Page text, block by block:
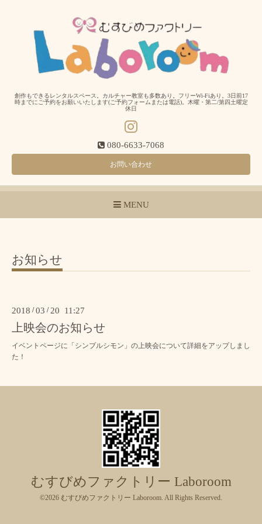
創作もできるレンタルスペース。カルチャー教室も多数あり。フリーWi-Fiあり。3日前17
時までにご予約をお願いいたします(ご予約フォームまたは電話)。木曜・第二/第四土曜定
休日
080-6633-7068
お問い合わせ
MENU
お知らせ
2018 /03 / 20 11:27
上映会のお知らせ
イベントページに「シンプルシモン」の上映会について詳細をアップしまし
た！
むすびめファクトリー Laboroom
©2026 むすびめファクトリー Laboroom . All Rights Reserved.